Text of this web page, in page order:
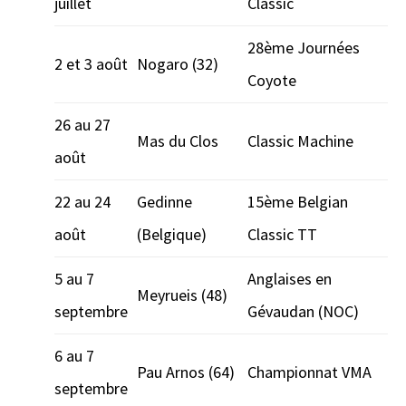
2 et 3 août Nogaro (32)
28ème Journées
Coyote
26 au 27
août
Mas du Clos Classic Machine
22 au 24
août
Gedinne
(Belgique)
15ème Belgian
Classic TT
5 au 7
septembre
Meyrueis (48)
Anglaises en
Gévaudan (NOC)
6 au 7
septembre
Pau Arnos (64) Championnat VMA